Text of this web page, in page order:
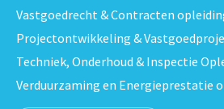
Vastgoedrecht & Contracten
Projectontwikkeling &
Techniek, Onderhoud & Inspectie
Verduurzaming en Energieprestatie